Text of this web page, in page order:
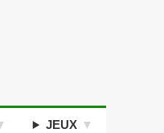
JEUX